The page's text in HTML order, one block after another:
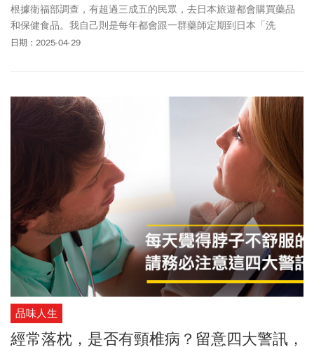
根據衛福部調查，有超過三成五的民眾，去日本旅遊都會購買藥品
和保健食品。我自己則是每年都會跟一群藥師定期到日本「洗
錢」，誒—不要想錯啦！是洗滌紙鈔，某些神社有提供此項服務，
先進國家旅遊，也很喜歡購買該國著名的保健食品，可是明明很多
效果類似的產品臺灣也買得到，為什麼非得去國外購買不可呢？
日期：2025-04-29
品味人生
經常落枕，是否有頸椎病？留意四大警訊，